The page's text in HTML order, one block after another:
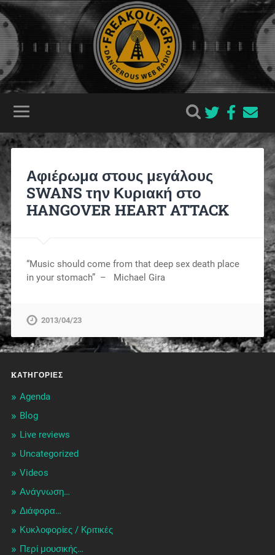
Αφιέρωμα στους μεγάλους
SWANS την Κυριακή στο
HANGOVER HEART ATTACK
“Music should come from that deep sex death place
in your stomach” – Michael Gira
2013/04/23
KΑΤΗΓΟΡΊΕΣ
Agenda
Blog
Live reviews
Uncategorized
Videos
Ανάγνωση…
Διάφορα…
Κυκλοφορίες / Kριτικές
Περί μουσικής…